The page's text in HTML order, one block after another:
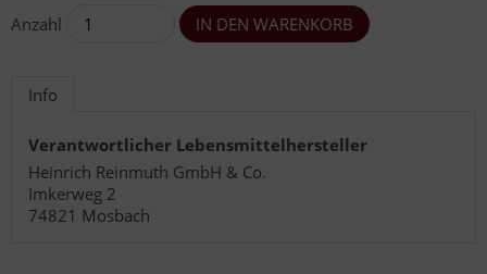
Anzahl
Info
Verantwortlicher Lebensmittelhersteller
Heinrich Reinmuth GmbH & Co.
Imkerweg 2
74821 Mosbach